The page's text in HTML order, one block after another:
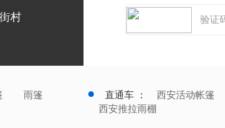
村
雨篷 直通车 ： 西安活动帐篷
西安推拉雨棚